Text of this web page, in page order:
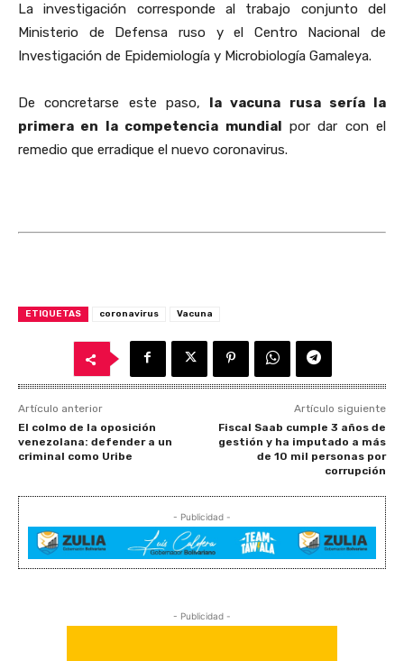
La investigación corresponde al trabajo conjunto del
Ministerio de Defensa ruso y el Centro Nacional de
Investigación de Epidemiología y Microbiología Gamaleya.
De concretarse este paso,
la vacuna rusa sería la
primera en la competencia mundial
por dar con el
remedio que erradique el nuevo coronavirus.
ETIQUETAS coronavirus Vacuna
Artículo anterior
El colmo de la oposición
venezolana: defender a un
criminal como Uribe
Artículo siguiente
Fiscal Saab cumple 3 años de
gestión y ha imputado a más
de 10 mil personas por
corrupción
- Publicidad -
- Publicidad -